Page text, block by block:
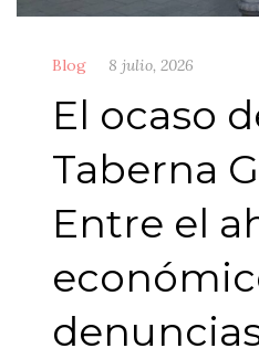
Blog 8 julio, 2026
El ocaso
Taberna
Entre el